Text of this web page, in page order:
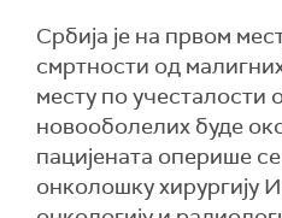
Србија је на првом
смртности од
месту по
новооболелих буде
пацијената оперише
онколошку хирургију